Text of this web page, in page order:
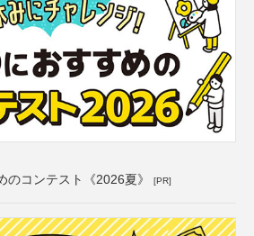
のコンテスト《2026夏》 [PR]